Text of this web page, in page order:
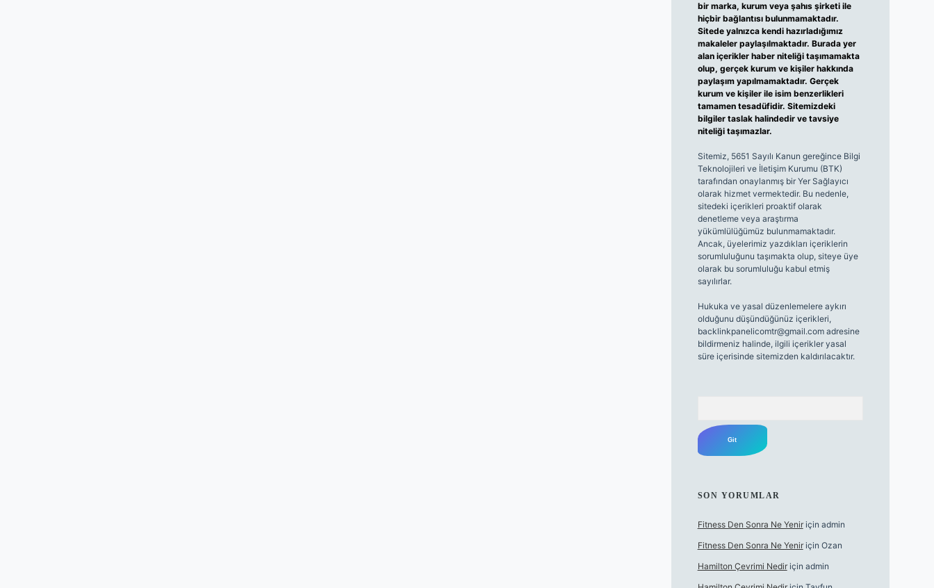
bir marka, kurum veya şahıs şirketi ile
hiçbir bağlantısı bulunmamaktadır.
Sitede yalnızca kendi hazırladığımız
makaleler paylaşılmaktadır. Burada yer
alan içerikler haber niteliği taşımamakta
olup, gerçek kurum ve kişiler hakkında
paylaşım yapılmamaktadır. Gerçek
kurum ve kişiler ile isim benzerlikleri
tamamen tesadüfidir. Sitemizdeki
bilgiler taslak halindedir ve tavsiye
niteliği taşımazlar.
Sitemiz, 5651 Sayılı Kanun gereğince Bilgi
Teknolojileri ve İletişim Kurumu (BTK)
tarafından onaylanmış bir Yer Sağlayıcı
olarak hizmet vermektedir. Bu nedenle,
sitedeki içerikleri proaktif olarak
denetleme veya araştırma
yükümlülüğümüz bulunmamaktadır.
Ancak, üyelerimiz yazdıkları içeriklerin
sorumluluğunu taşımakta olup, siteye üye
olarak bu sorumluluğu kabul etmiş
sayılırlar.
Hukuka ve yasal düzenlemelere aykırı
olduğunu düşündüğünüz içerikleri,
backlinkpanelicomtr@gmail.comadresine
bildirmeniz halinde, ilgili içerikler yasal
süre içerisinde sitemizden kaldırılacaktır.
SON YORUMLAR
Fitness Den Sonra Ne Yeniriçin admin
Fitness Den Sonra Ne Yeniriçin Ozan
Hamilton Çevrimi Nediriçin admin